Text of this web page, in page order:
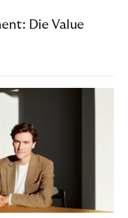
Die Value